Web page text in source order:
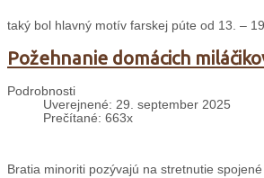
taký bol hlavný motív farskej púte od 13. –
Požehnanie domácich
Podrobnosti
Uverejnené: 29. september 2025
Prečítané: 663x
Bratia minoriti pozývajú na stretnutie